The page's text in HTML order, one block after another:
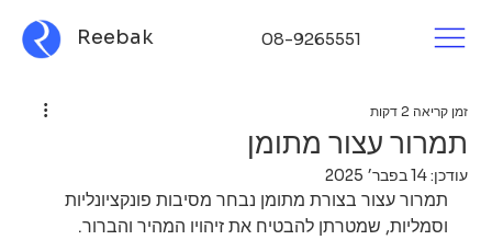
08-9265551
Reebak
תמרור עצור מתומן
זמן קריאה 2 דקות
עודכן:14 בפבר׳ 2025
תמרור עצור בצורת מתומן נבחר מסיבות פונקציונליות
וסמליות, שמטרתן להבטיח את זיהויו המהיר והברור.